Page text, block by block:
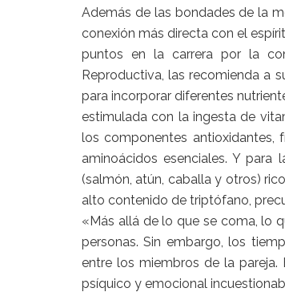
Además de las bondades de la
conexión más directa con el
puntos en la carrera por la
Reproductiva, las recomienda a
para incorporar diferentes
estimulada con la ingesta de
los componentes antioxidantes,
aminoácidos esenciales. Y
(salmón, atún, caballa y otros)
alto contenido de triptófano,
«Más allá de lo que se coma, lo
personas. Sin embargo, los
entre los miembros de la
psíquico y emocional